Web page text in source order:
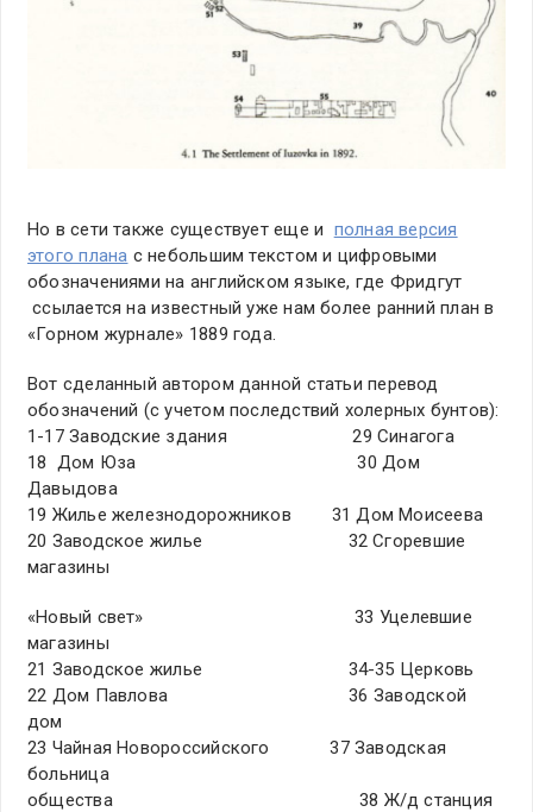
Но в сети также существует еще и полная версия
этого плана с небольшим текстом и цифровыми
обозначениями на английском языке, где Фридгут
ссылается на известный уже нам более ранний план в
«Горном журнале» 1889 года.
Вот сделанный автором данной статьи перевод
обозначений (с учетом последствий холерных бунтов):
1-17 Заводские здания 29 Синагога
18 Дом Юза 30 Дом
Давыдова
19 Жилье железнодорожников 31 Дом Моисеева
20 Заводское жилье 32 Сгоревшие
магазины
«Новый свет» 33 Уцелевшие
магазины
21 Заводское жилье 34-35 Церковь
22 Дом Павлова 36 Заводской
дом
23 Чайная Новороссийского 37 Заводская
больница
общества 38 Ж/д станция